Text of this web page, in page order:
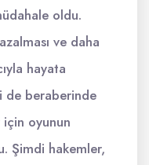
oldu.
ve daha
hayata
de beraberinde
oyunun
Şimdi hakemler,